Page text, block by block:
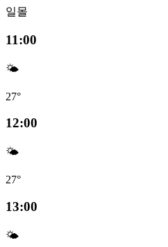
일몰
11:00
🌤️
27°
12:00
🌤️
27°
13:00
🌤️